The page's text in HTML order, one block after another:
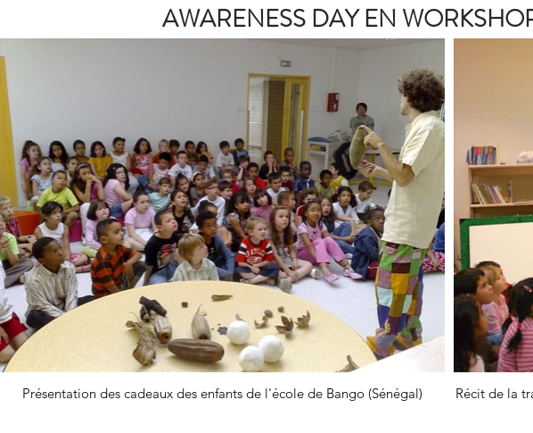
AWARENESS DAY EN
Présentation des cadeaux des enfants de l'école de Bango (Sénégal)
Récit de la